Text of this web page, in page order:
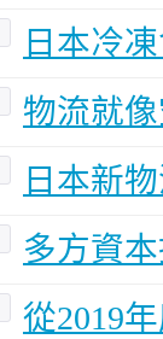
日本冷
物流就
日本新
多方資
從2019